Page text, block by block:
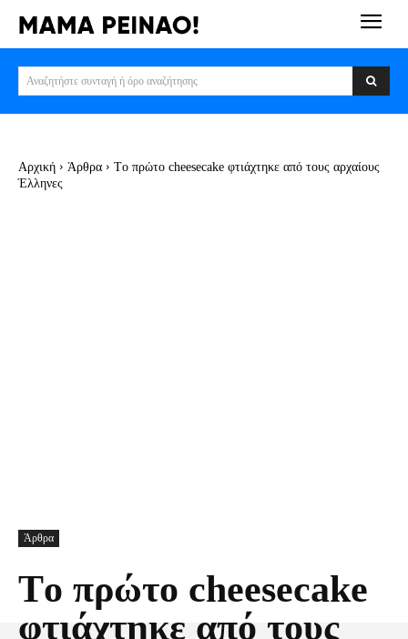
Αναζητήστε συνταγή ή όρο αναζήτησης
Αρχική Άρθρα
Tο πρώτο cheesecake φτιάχτηκε από τους αρχαίους
Έλληνες
Άρθρα
Tο πρώτο cheesecake
φτιάχτηκε από τους